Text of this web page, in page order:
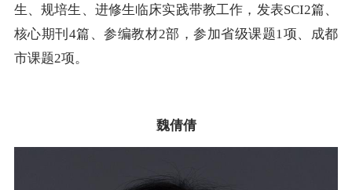
生、规培生、进修生临床实践带教工作，发表SCI2篇、
核心期刊4篇、参编教材2部，参加省级课题1项、成都
市课题2项。
魏倩倩